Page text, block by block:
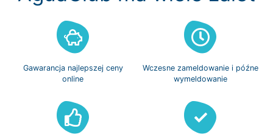
Gawarancja najlepszej ceny
online
Wczesne zameldowaniei późne
wymeldowanie